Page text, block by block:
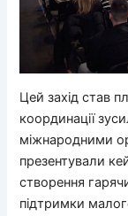
Цей захід став
координації
міжнародними
презентували
створення
підтримки